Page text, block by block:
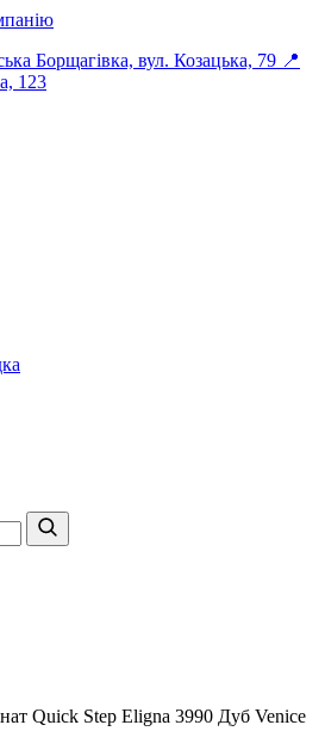
Борщагівка, вул. Козацька, 79 📍
123
Quick Step Eligna 3990 Дуб Venice